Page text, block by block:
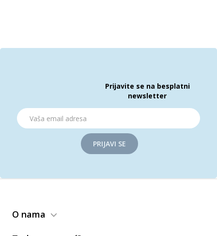
Prijavite se na besplatni
newsletter
PRIJAVI SE
O nama